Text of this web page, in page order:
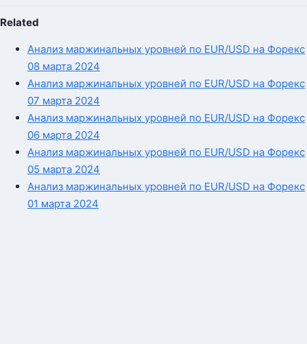
Related
Анализ маржинальных уровней по EUR/USD на Форекс
08 марта 2024
Анализ маржинальных уровней по EUR/USD на Форекс
07 марта 2024
Анализ маржинальных уровней по EUR/USD на Форекс
06 марта 2024
Анализ маржинальных уровней по EUR/USD на Форекс
05 марта 2024
Анализ маржинальных уровней по EUR/USD на Форекс
01 марта 2024